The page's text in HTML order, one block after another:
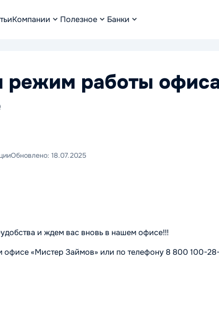
Компании Полезное Банки
режим работы
Обновлено: 18.07.2025
и ждем вас вновь в нашем офисе!!!
«Мистер Займов» или по телефону 8 800 100-